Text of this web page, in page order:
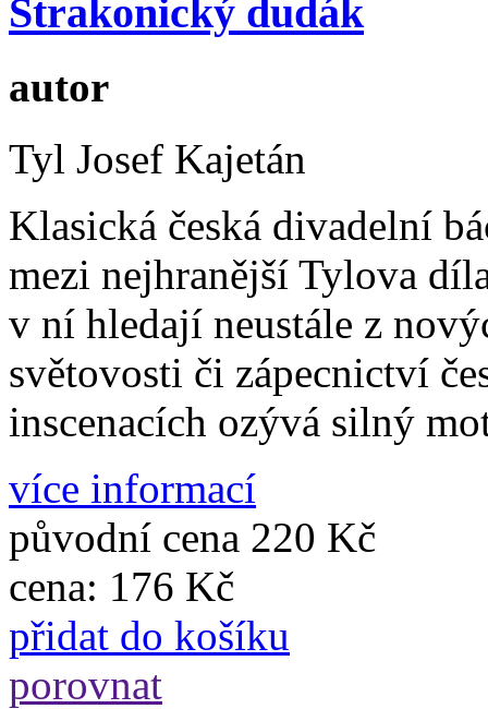
Strakonický dudák
autor
Tyl Josef Kajetán
Klasická česká divadelní
mezi nejhranější Tylova
v ní hledají neustále z
světovosti či zápecnictví
inscenacích ozývá silný
více informací
původní cena 220 Kč
cena: 176 Kč
přidat do košíku
porovnat